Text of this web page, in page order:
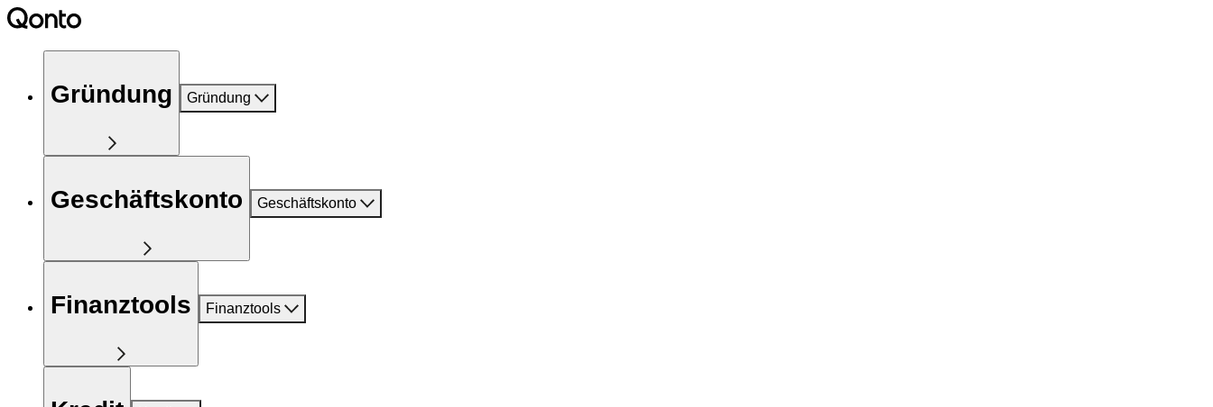
Gründung Gründung
Geschäftskonto Geschäftskonto
Finanztools Finanztools